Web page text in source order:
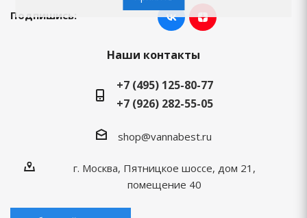
Подпишись:
Наши контакты
+7 (495) 125-80-77
+7 (926) 282-55-05
shop@vannabest.ru
г. Москва, Пятницкое шоссе, дом 21,
помещение 40